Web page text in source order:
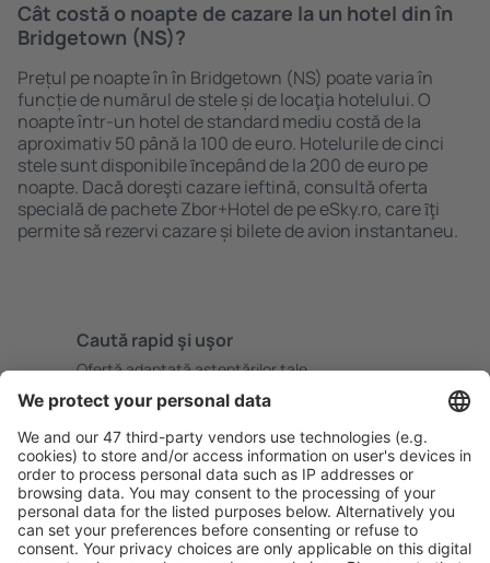
Cât costă o noapte de cazare la un hotel din în
Bridgetown (NS)?
Prețul pe noapte în în Bridgetown (NS) poate varia în
funcție de numărul de stele și de locaţia hotelului. O
noapte într-un hotel de standard mediu costă de la
aproximativ 50 până la 100 de euro. Hotelurile de cinci
stele sunt disponibile ȋncepând de la 200 de euro pe
noapte. Dacă doreşti cazare ieftină, consultă oferta
specială de pachete Zbor+Hotel de pe eSky.ro, care ȋţi
permite să rezervi cazare și bilete de avion instantaneu.
Caută rapid şi uşor
Ofertă adaptată aşteptărilor tale.
Planifică ȋn siguranţă
Rezervare fără griji cu opțiune gratuită de anulare.
Economiseşte mai mult
Prețuri atractive și oferte speciale pentru utilizatorii